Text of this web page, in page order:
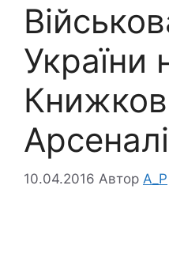
України
10.04.2016 Автор A_P